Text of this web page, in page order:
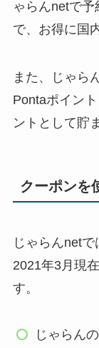
ゃらんnetで
で、お得に国
また、じゃら
Pontaポイン
ントとして貯
クーポンを
じゃらんnetで
2021年3月現
す。
じゃらん